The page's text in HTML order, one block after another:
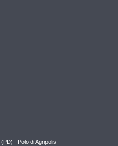
- Polo di Agripolis